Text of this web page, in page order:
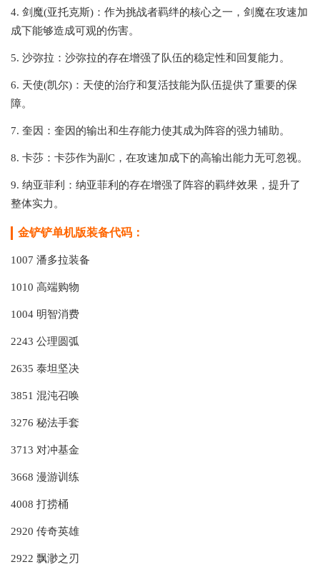
4. 剑魔(亚托克斯)：作为挑战者羁绊的核心之一，剑魔在攻速加
成下能够造成可观的伤害。
5. 沙弥拉：沙弥拉的存在增强了队伍的稳定性和回复能力。
6. 天使(凯尔)：天使的治疗和复活技能为队伍提供了重要的保
障。
7. 奎因：奎因的输出和生存能力使其成为阵容的强力辅助。
8. 卡莎：卡莎作为副C，在攻速加成下的高输出能力无可忽视。
9. 纳亚菲利：纳亚菲利的存在增强了阵容的羁绊效果，提升了
整体实力。
金铲铲单机版装备代码：
1007 潘多拉装备
1010 高端购物
1004 明智消费
2243 公理圆弧
2635 泰坦坚决
3851 混沌召唤
3276 秘法手套
3713 对冲基金
3668 漫游训练
4008 打捞桶
2920 传奇英雄
2922 飘渺之刃